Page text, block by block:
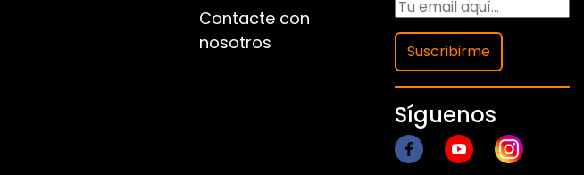
Contacte con
nosotros
Suscribirme
Síguenos